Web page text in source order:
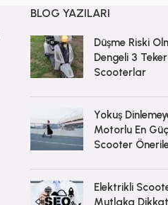
BLOG YAZILARI
Düşme Riski
Dengeli 3
Scooterlar
Yokuş
Motorlu En
Scooter
Elektrikli
Mutlaka